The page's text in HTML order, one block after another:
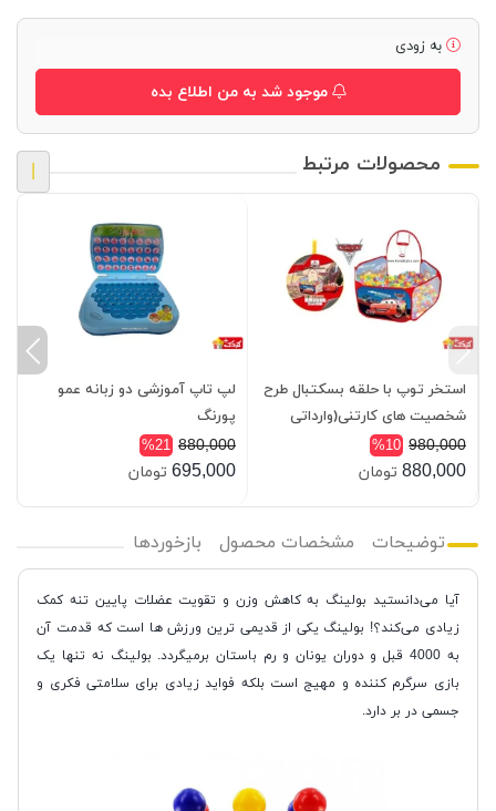
به زودی
موجود شد به من اطلاع بده
محصولات مرتبط
استخر توپ با حلقه بسکتبال طرح
شخصیت های کارتنی(وارداتی
اصلی)
980,000
%10
880,000 تومان
لپ تاپ آموزشی دو زبانه عمو
پورنگ
880,000
%21
695,000 تومان
توضیحات مشخصات محصول بازخوردها
آیا می‌دانستید بولینگ به کاهش وزن و تقویت عضلات پایین تنه کمک
زیادی می‌کند؟! بولینگ یکی از قدیمی ترین ورزش ها است که قدمت آن
به 4000 قبل و دوران یونان و رم باستان برمیگردد. بولینگ نه تنها یک
بازی سرگرم کننده و مهیج است بلکه فواید زیادی برای سلامتی فکری و
جسمی در بر دارد.